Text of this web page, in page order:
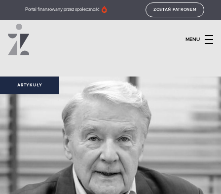
Portal finansowany przez społeczność ZOSTAŃ PATRONEM
MENU
ARTYKUŁY